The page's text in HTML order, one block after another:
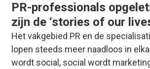
PR-professionals
zijn de ‘stories of our
Het vakgebied PR en de
lopen steeds meer naadloos in
wordt social, social wordt